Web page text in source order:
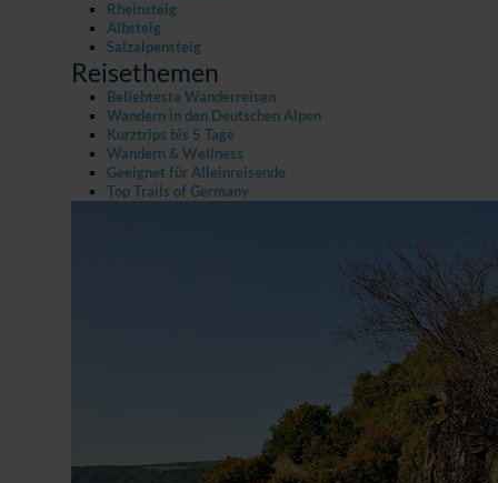
Rheinsteig
Albsteig
Salzalpensteig
Reisethemen
Beliebteste Wanderreisen
Wandern in den Deutschen Alpen
Kurztrips bis 5 Tage
Wandern & Wellness
Geeignet für Alleinreisende
Top Trails of Germany